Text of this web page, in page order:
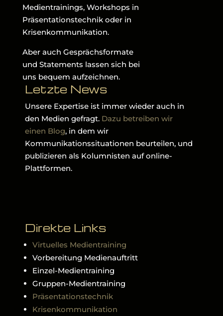
Medientrainings, Workshops in
Präsentationstechnik oder in
Krisenkommunikation.
Aber auch Gesprächsformate
und Statements lassen sich bei
uns bequem aufzeichnen.
Letzte News
Unsere Expertise ist immer wieder auch in
den Medien gefragt. Dazu betreiben wir
einen Blog, in dem wir
Kommunikationssituationen beurteilen, und
publizieren als Kolumnisten auf online-
Plattformen.
Direkte Links
Virtuelles Medientraining
Vorbereitung Medienauftritt
Einzel-Medientraining
Gruppen-Medientraining
Präsentationstechnik
Krisenkommunikation